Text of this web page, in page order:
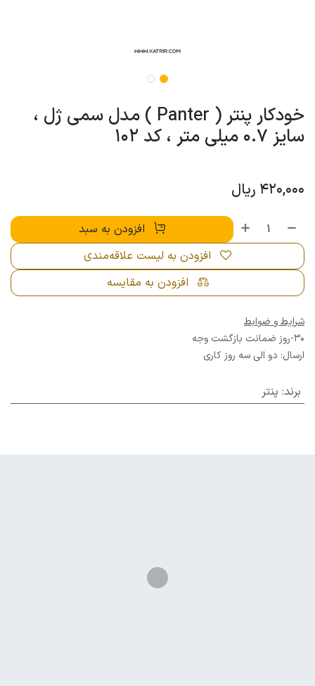
خودکار پنتر ( Panter ) مدل سمی ژل ،
سایز 0.7 میلی متر ، کد 102
420,000 ریال
افزودن به سبد
افزودن به مقایسه
افزودن به لیست علاقه‌مندی
شرایط و ضوابط
30-روز ضمانت بازگشت وجه
ارسال: دو الی سه روز کاری
برند: پنتر